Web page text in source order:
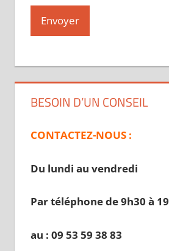
BESOIN D’UN CONSEIL
CONTACTEZ-NOUS :
Du lundi au vendredi
Par téléphone de 9h30 à 19
au : 09 53 59 38 83